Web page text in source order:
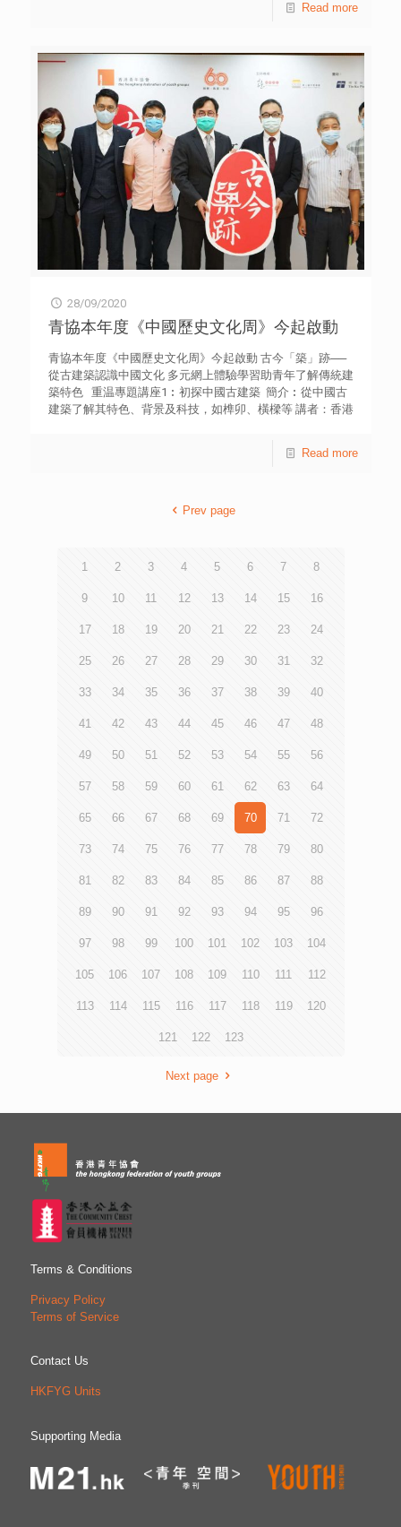
儀容及衣着均未如理想，影響獲聘的機會。她提醒年輕人不
每個面試機會。」 歡迎有興趣參與網上青年就業博覽、視
像互動工作坊的青年，於網站yen.hkfyg.org.hk/hfs2020登
記，為求職作好準備，迎接每一個機會。
Read more
28/09/2020
青協本年度《中國歷史文化周》今起啟動
青協本年度《中國歷史文化周》今起啟動 古今「築」跡──
從古建築認識中國文化 多元網上體驗學習助青年了解傳統建
築特色 重温專題講座1︰初探中國古建築 簡介︰從中國古
建築了解其特色、背景及科技，如榫卯、橫樑等 講者：香港
客家的傳統民居建築特色，藉以了解其生活和習俗 講者：珠
香港法定古蹟評估，了解香港現存的公祠及圍，探討如何承
團1︰古建築與現代人生活（曾大屋及屏山文物徑） 嘉賓：
生 重温網上導賞團2︰廟宇的建築意念（侯王廟、玉虛宮、
監鄧家宙博士 香港青年協會每年舉辦的《中國歷史文化
文化與最新發展。今年以《古今「築」跡》──從古建築認
啟動禮、專題講座及問答比賽，本周亦會舉行網上導賞團、
體驗工作坊、中式建築相片展等，歡迎公眾參與。詳情可瀏
香港青年協會總幹事何永昌出席網上啟動禮；香港城市大學
景和特色。 香港青年協會總幹事何永昌先生表示，該會主
辦的《中國歷史文化周》至今已踏入第十年。今年以國家的
古建築作為切入點，期望藉此促進青年認識中式建築所蘊含
的深厚歷史與藝術價值，傳統文化的演變過程，以及科學技
術的發展。他感謝田家炳基金會的慷慨贊助，以及華人廟宇
史文化周》由今天（28日）起一連七天，透過多元活動，提
網上專題講座，認識中式古建築、香港廣府和客家的傳統民
居建築特色；另設有網上導賞團，由歷史學家及導賞員介紹
4D Frame、立體繪圖軟件Tinkercad等，深入了解榫卯的原
青協自2011年開始，每年暑期前均舉辦《中國歷史文化周》
月》、《鐵路行》、《縱橫外交》、《起動體育》、《我要
情及停課影響而延期舉行，繼續得到學校踴躍支持及參與。
Read more
Prev page
1 2 3 4 5 6 7 8
9 10 11 12 13 14 15 16
17 18 19 20 21 22 23 24
25 26 27 28 29 30 31 32
33 34 35 36 37 38 39 40
41 42 43 44 45 46 47 48
49 50 51 52 53 54 55 56
57 58 59 60 61 62 63 64
65 66 67 68 69 70 71 72
73 74 75 76 77 78 79 80
81 82 83 84 85 86 87 88
89 90 91 92 93 94 95 96
97 98 99 100 101 102 103 104
105 106 107 108 109 110 111 112
113 114 115 116 117 118 119 120
121 122 123
Next page
Terms & Conditions
Privacy Policy
Terms of Service
Contact Us
HKFYG Units
Supporting Media